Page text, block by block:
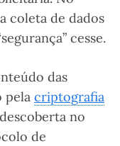
coleta de dados
cesse.
das
pela criptografia
no
de